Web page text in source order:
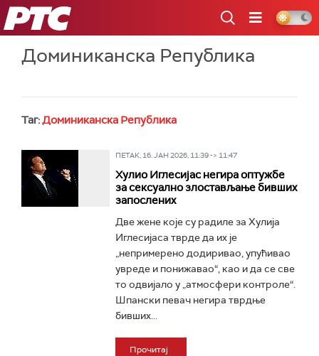
РТС
Доминиканска Република
Таг:Доминиканска Република
ПЕТАК, 16. ЈАН 2026, 11:39 -> 11:47
Хулио Иглесијас негира оптужбе
за сексуално злостављање бивших
запослених
Две жене које су радиле за Хулија
Иглесијаса тврде да их је
„непримерено додиривао, упућивао
увреде и понижавао“, као и да се све
то одвијало у „атмосфери контроле“.
Шпански певач негира тврдње
бивших...
Прочитај